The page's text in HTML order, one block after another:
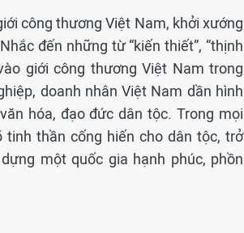
công thương Việt Nam, khởi xướng
đến những từ “kiến thiết”, “thịnh
giới công thương Việt Nam trong
doanh nhân Việt Nam dần hình
hóa, đạo đức dân tộc. Trong mọi
thần cống hiến cho dân tộc, trở
một quốc gia hạnh phúc, phồn